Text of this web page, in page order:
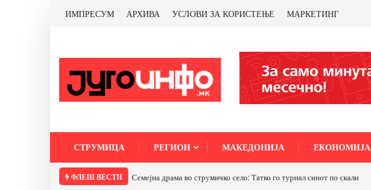
ИМПРЕСУМ АРХИВА УСЛОВИ ЗА КОРИСТЕЊЕ МАРКЕТИНГ
СТРУМИЦА РЕГИОН МАКЕДОНИЈА ЕКОНОМИЈА
ФЛЕШ ВЕСТИ Семејна драма во струмичко село: Татко го турнал синот по скали